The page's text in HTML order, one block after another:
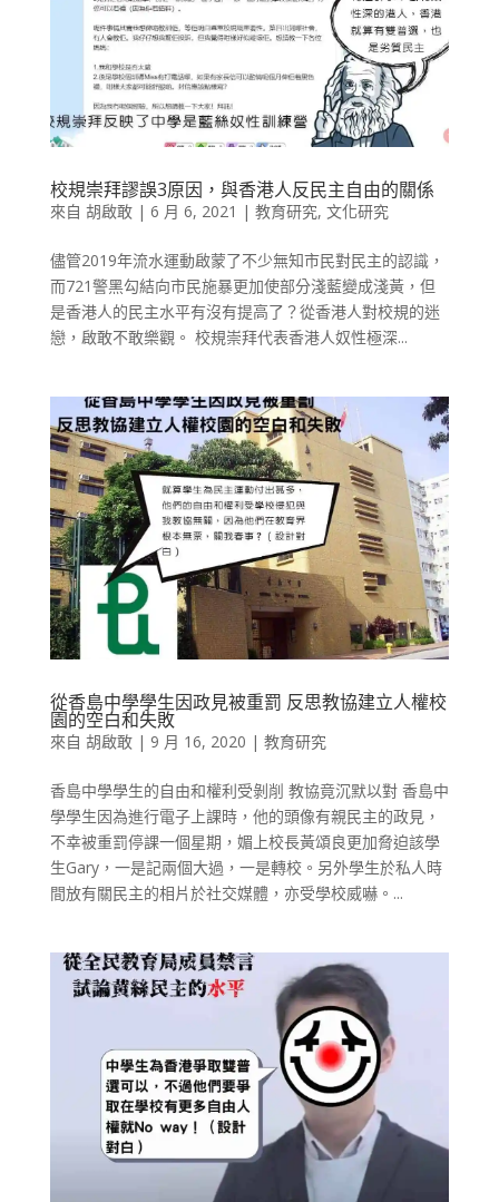
校規崇拜謬誤3原因，與香港人反民主自由的關係
來自 胡啟敢| 6 月 6, 2021 | 教育研究, 文化研究
儘管2019年流水運動啟蒙了不少無知市民對民主的認識，
而721警黑勾結向市民施暴更加使部分淺藍變成淺黃，但
是香港人的民主水平有沒有提高了？從香港人對校規的迷
戀，啟敢不敢樂觀。 校規崇拜代表香港人奴性極深...
從香島中學學生因政見被重罰 反思教協建立人權校
園的空白和失敗
來自 胡啟敢| 9 月 16, 2020 | 教育研究
香島中學學生的自由和權利受剝削 教協竟沉默以對 香島中
學學生因為進行電子上課時，他的頭像有親民主的政見，
不幸被重罰停課一個星期，媚上校長黃頌良更加脅迫該學
生Gary，一是記兩個大過，一是轉校。另外學生於私人時
間放有關民主的相片於社交媒體，亦受學校威嚇。...